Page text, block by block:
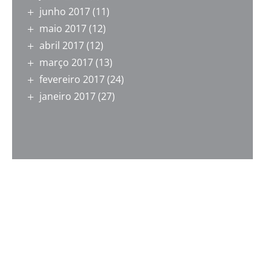
junho 2017(11)
maio 2017(12)
abril 2017(12)
março 2017(13)
fevereiro 2017(24)
janeiro 2017(27)